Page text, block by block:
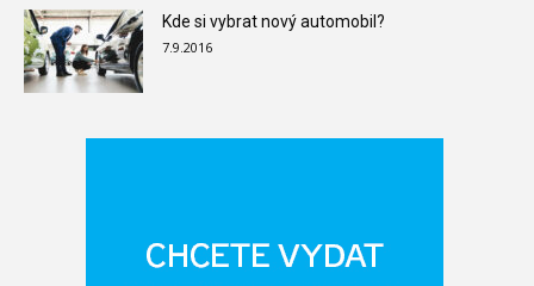
Kde si vybrat nový automobil?
7.9.2016